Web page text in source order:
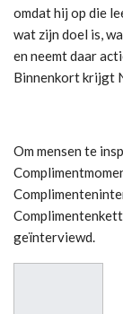
omdat hij op die
wat zijn doel is,
en neemt daar
Binnenkort krijgt
Om mensen te
geïnterviewd.